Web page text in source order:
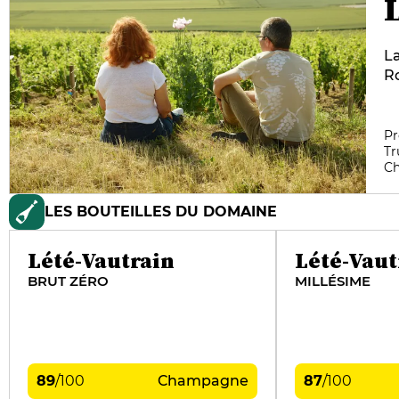
LES BOUTEILLES DU DOMAINE
Lété-Vautrain
BRUT ZÉRO
89/100 Champagne
Lété-
MILLÉSIME
87/100